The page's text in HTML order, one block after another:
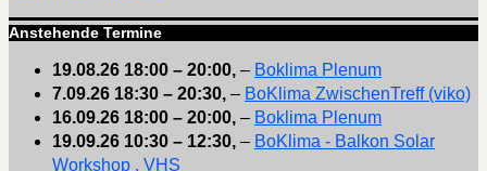
Anstehende Termine
19.08.26 18:00 – 20:00, – Boklima Plenum
7.09.26 18:30 – 20:30, – BoKlima ZwischenTreff (viko)
16.09.26 18:00 – 20:00, – Boklima Plenum
19.09.26 10:30 – 12:30, – BoKlima - Balkon Solar
Workshop , VHS